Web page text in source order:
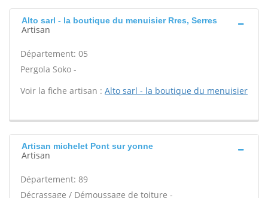
Alto sarl - la boutique du menuisier Rres, Serres
Artisan
Département: 05
Pergola Soko -
Voir la fiche artisan : Alto sarl - la boutique du menuisier
Artisan michelet Pont sur yonne
Artisan
Département: 89
Décrassage / Démoussage de toiture -